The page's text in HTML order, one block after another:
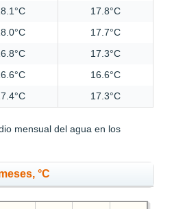
17.8°C
17.7°C
17.3°C
16.6°C
17.3°C
mensual del agua en los
°C